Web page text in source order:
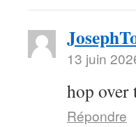
13 juin
hop over
Répondre